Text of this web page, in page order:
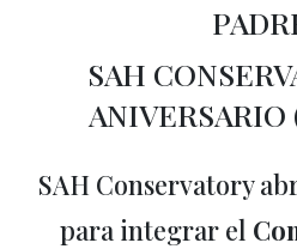
SAH
ANIVERSARIO
SAH Conservatory
para integrar el